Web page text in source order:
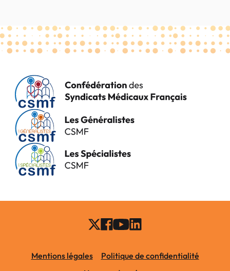
Mentions légales
Politique de confidentialité